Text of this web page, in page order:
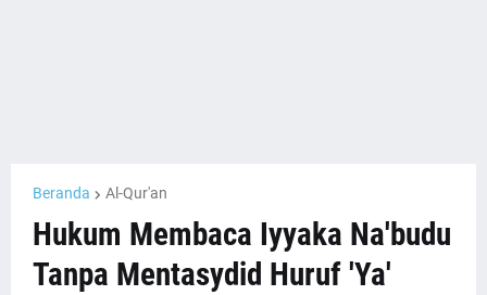
Beranda Al-Qur'an
Hukum Membaca Iyyaka Na'budu
Tanpa Mentasydid Huruf 'Ya'